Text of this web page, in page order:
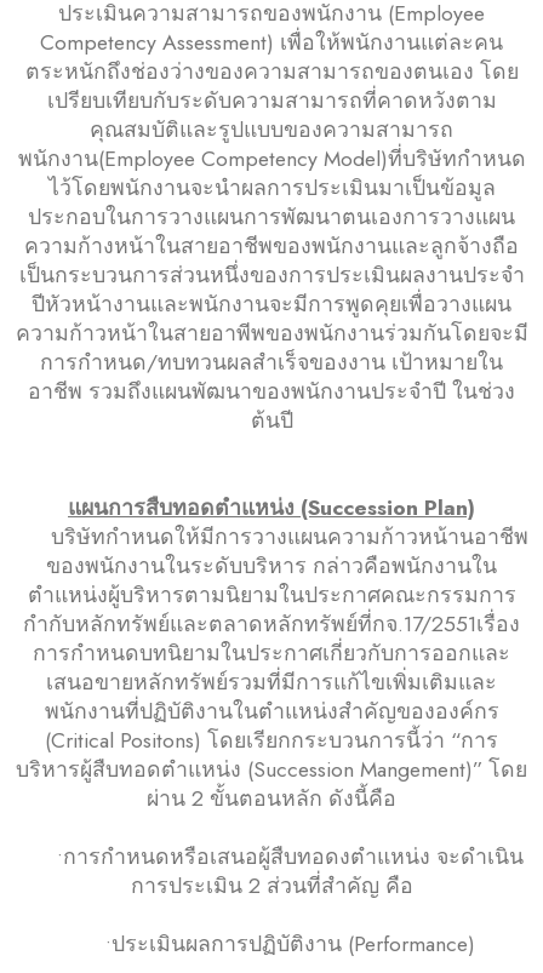
ประเมินความสามารถของพนักงาน (Employee
Competency Assessment) เพื่อให้พนักงานแต่ละคน
ตระหนักถึงช่องว่างของความสามารถของตนเอง โดย
เปรียบเทียบกับระดับความสามารถที่คาดหวังตาม
คุณสมบัติและรูปแบบของความสามารถ
พนักงาน(Employee Competency Model)ที่บริษัทกำหนด
ไว้โดยพนักงานจะนำผลการประเมินมาเป็นข้อมูล
ประกอบในการวางแผนการพัฒนาตนเองการวางแผน
ความก้างหน้าในสายอาชีพของพนักงานและลูกจ้างถือ
เป็นกระบวนการส่วนหนึ่งของการประเมินผลงานประจำ
ปีหัวหน้างานและพนักงานจะมีการพูดคุยเพื่อวางแผน
ความก้าวหน้าในสายอาพีพของพนักงานร่วมกันโดยจะมี
การกำหนด/ทบทวนผลสำเร็จของงาน เป้าหมายใน
อาชีพ รวมถึงแผนพัฒนาของพนักงานประจำปี ในช่วง
ต้นปี
แผนการสืบทอดตำแหน่ง (Succession Plan)
บริษัทกำหนดให้มีการวางแผนความก้าวหน้านอาชีพ
ของพนักงานในระดับบริหาร กล่าวคือพนักงานใน
ตำแหน่งผู้บริหารตามนิยามในประกาศคณะกรรมการ
กำกับหลักทรัพย์และตลาดหลักทรัพย์ที่กจ.17/2551เรื่อง
การกำหนดบทนิยามในประกาศเกี่ยวกับการออกและ
เสนอขายหลักทรัพย์รวมที่มีการแก้ไขเพิ่มเติมและ
พนักงานที่ปฏิบัติงานในตำแหน่งสำคัญขององค์กร
(Critical Positons) โดยเรียกกระบวนการนี้ว่า “การ
บริหารผู้สืบทอดตำแหน่ง (Succession Mangement)” โดย
ผ่าน 2 ขั้นตอนหลัก ดังนี้คือ
•การกำหนดหรือเสนอผู้สืบทอดงตำแหน่ง จะดำเนิน
การประเมิน 2 ส่วนที่สำคัญ คือ
•ประเมินผลการปฏิบัติงาน (Performance)